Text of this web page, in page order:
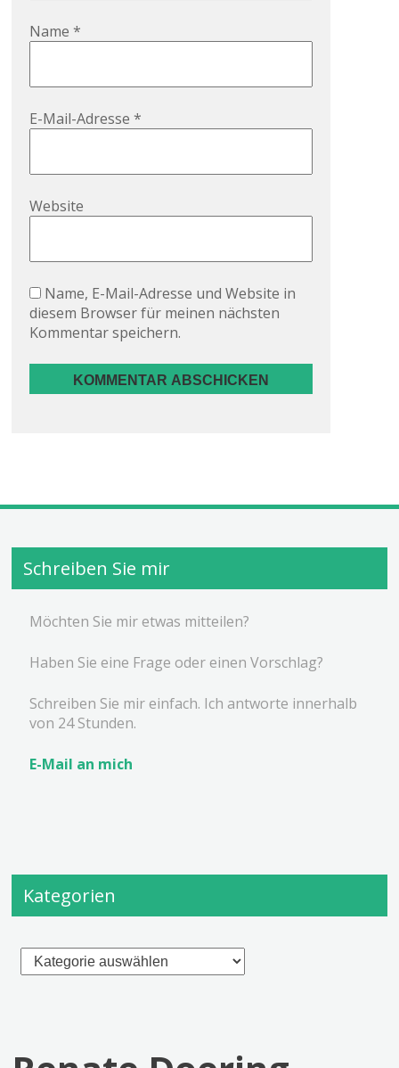
Name*
E-Mail-Adresse*
Website
Name, E-Mail-Adresse und Website in
diesem Browser für meinen nächsten
Kommentar speichern.
Schreiben Sie mir
Möchten Sie mir etwas mitteilen?
Haben Sie eine Frage oder einen Vorschlag?
Schreiben Sie mir einfach. Ich antworte innerhalb
von 24 Stunden.
E-Mail an mich
Kategorien
Kategorien